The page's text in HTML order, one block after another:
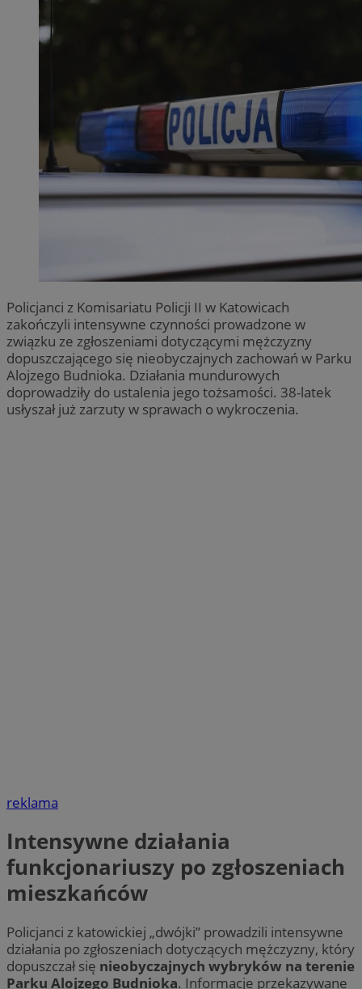
Policjanci z Komisariatu Policji II w Katowicach
zakończyli intensywne czynności prowadzone w
związku ze zgłoszeniami dotyczącymi mężczyzny
dopuszczającego się nieobyczajnych zachowań w Parku
Alojzego Budnioka. Działania mundurowych
doprowadziły do ustalenia jego tożsamości. 38-latek
usłyszał już zarzuty w sprawach o wykroczenia.
reklama
Intensywne działania
funkcjonariuszy po zgłoszeniach
mieszkańców
Policjanci z katowickiej „dwójki” prowadzili intensywne
działania po zgłoszeniach dotyczących mężczyzny, który
dopuszczał się nieobyczajnych wybryków na terenie
Parku Alojzego Budnioka. Informacje przekazywane